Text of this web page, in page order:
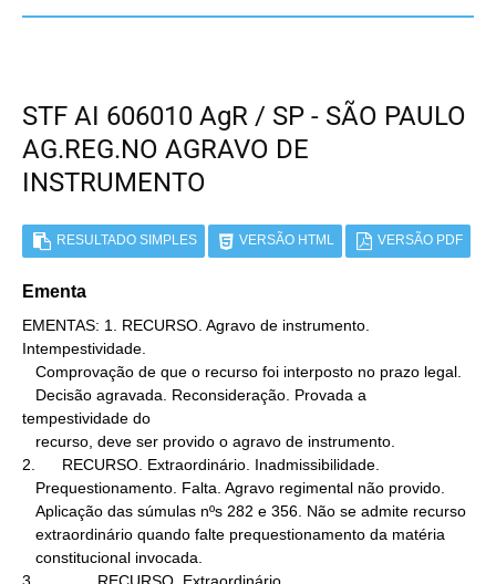
STF AI 606010 AgR / SP - SÃO PAULO
AG.REG.NO AGRAVO DE
INSTRUMENTO
RESULTADO SIMPLES VERSÃO HTML VERSÃO PDF
Ementa
EMENTAS: 1. RECURSO. Agravo de instrumento.
Intempestividade.
tempestividade do
2.      RECURSO. Extraordinário. Inadmissibilidade.